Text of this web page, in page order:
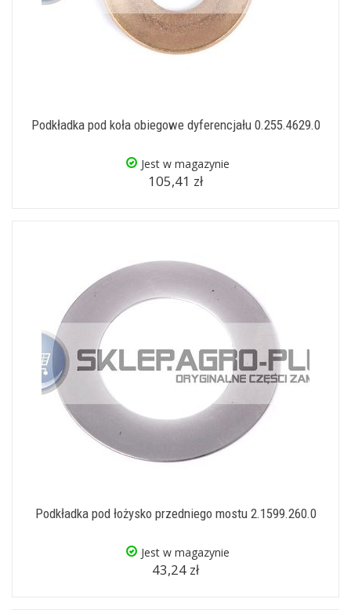
Podkładka pod koła obiegowe dyferencjału 0.255.4629.0
Jest w magazynie
105,41 zł
Podkładka pod łożysko przedniego mostu 2.1599.260.0
Jest w magazynie
43,24 zł